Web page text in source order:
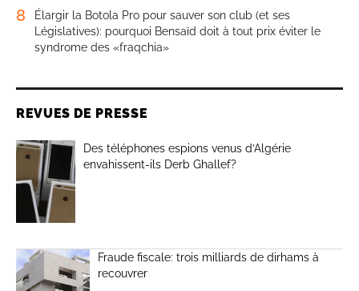
8
Élargir la Botola Pro pour sauver son club (et ses
Législatives): pourquoi Bensaïd doit à tout prix éviter le
syndrome des «fraqchia»
REVUES DE PRESSE
Des téléphones espions venus d’Algérie
envahissent-ils Derb Ghallef?
Fraude fiscale: trois milliards de dirhams à
recouvrer